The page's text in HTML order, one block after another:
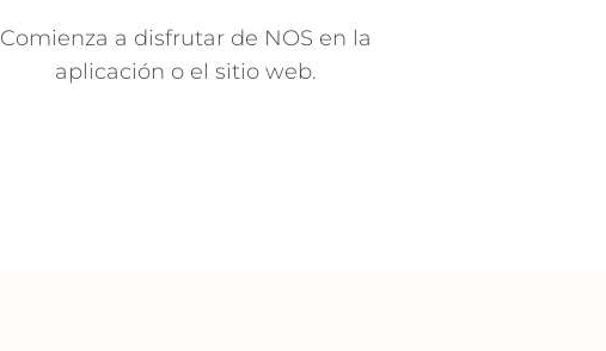
Comienza a disfrutar de NOS en la
aplicación o el sitio web.